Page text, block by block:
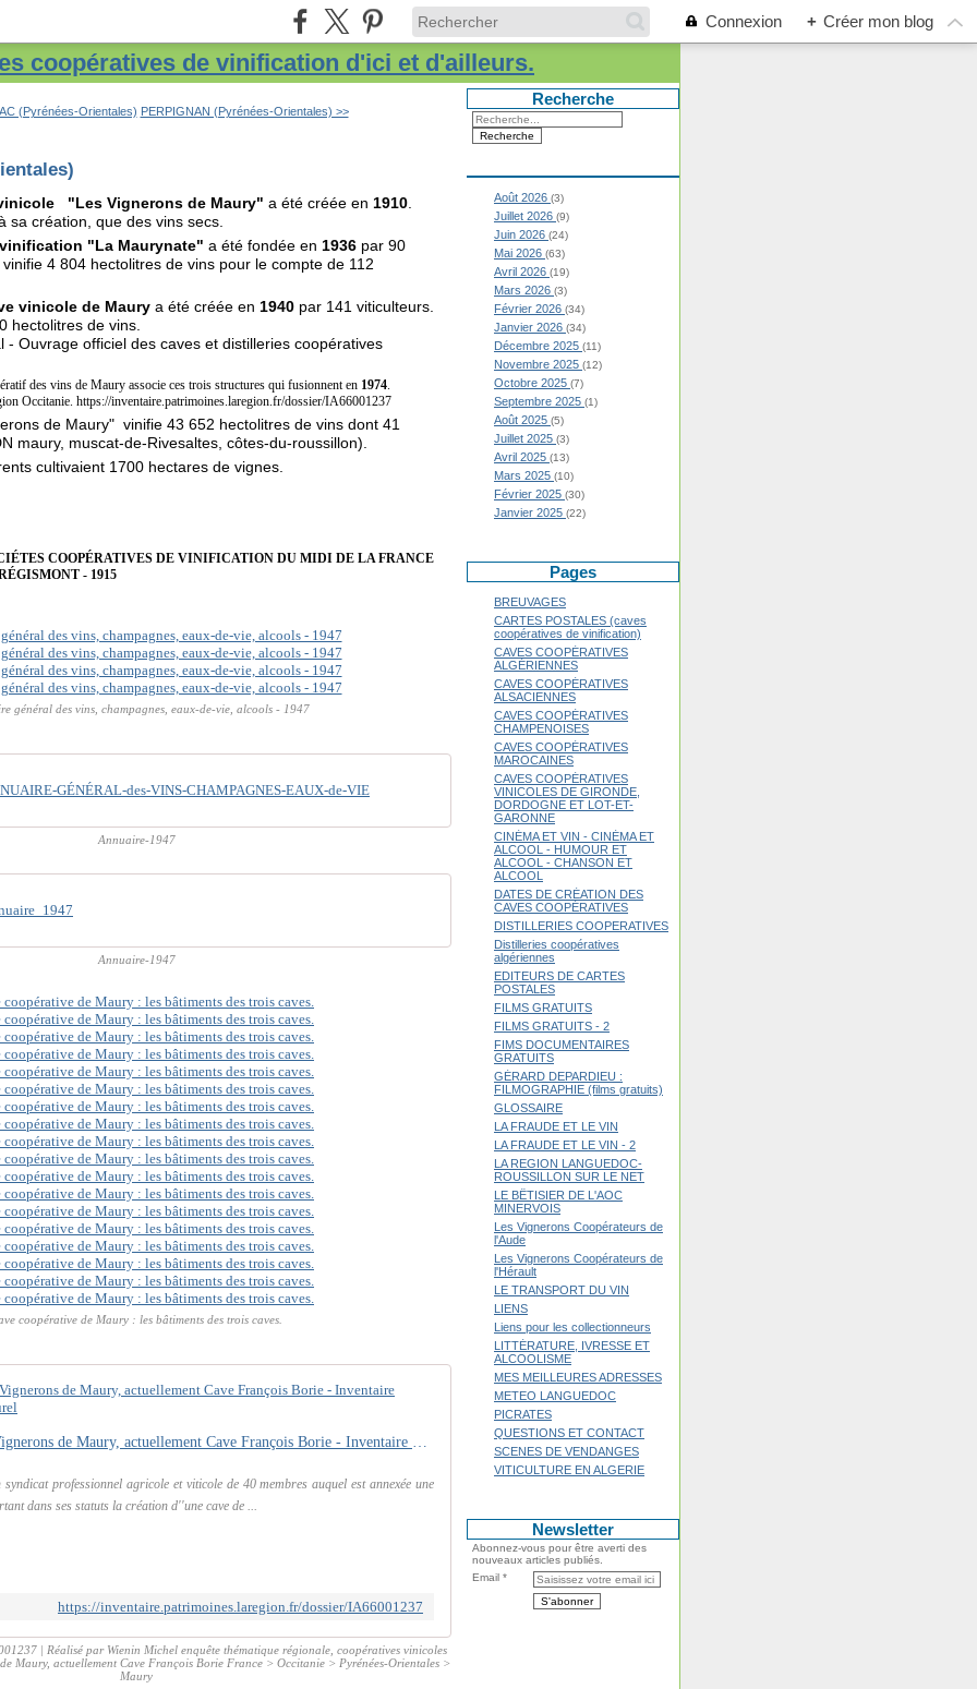
Connexion + Créer mon blog
coopératives de vinification d'ici et d'ailleurs.
(Pyrénées-Orientales) PERPIGNAN (Pyrénées-Orientales) >>
"Les Vignerons de Maury" a été créée en 1910
sa création, que des vins secs.
"La Maurynate" a été fondée en 1936 par 90
4 804 hectolitres de vins pour le compte de 112
vinicole de Maury a été créée en 1940 par 141 viticulteurs.
hectolitres de vins.
- Ouvrage officiel des caves et distilleries coopératives
des vins de Maury associe ces trois structures qui fusionnent en 1974.
Occitanie. https://inventaire.patrimoines.laregion.fr/dossier/IA66001237
de Maury" vinifie 43 652 hectolitres de vins dont 41
maury, muscat-de-Rivesaltes, côtes-du-roussillon).
cultivaient 1700 hectares de vignes.
COOPÉRATIVES DE VINIFICATION DU MIDI DE LA FRANCE
- 1915
général des vins, champagnes, eaux-de-vie, alcools - 1947
GÉNÉRAL-des-VINS-CHAMPAGNES-EAUX-de-VIE
Annuaire-1947
Annuaire-1947
coopérative de Maury : les bâtiments des trois caves.
professionnel agricole et viticole de 40 membres auquel est annexée une
dans ses statuts la création d''une cave de ...
https://inventaire.patrimoines.laregion.fr/dossier/IA66001237
| Réalisé par Wienin Michel enquête thématique régionale, coopératives vinicoles
Maury, actuellement Cave François Borie France > Occitanie > Pyrénées-Orientales >
Maury
Recherche
Août 2026 (3)
Juillet 2026 (9)
Juin 2026 (24)
Mai 2026 (63)
Avril 2026 (19)
Mars 2026 (3)
Février 2026 (34)
Janvier 2026 (34)
Décembre 2025 (11)
Novembre 2025 (12)
Octobre 2025 (7)
Septembre 2025 (1)
Août 2025 (5)
Juillet 2025 (3)
Avril 2025 (13)
Mars 2025 (10)
Février 2025 (30)
Janvier 2025 (22)
Pages
BREUVAGES
CARTES POSTALES (caves
coopératives de vinification)
CAVES COOPÉRATIVES
ALGÉRIENNES
CAVES COOPÉRATIVES
ALSACIENNES
CAVES COOPÉRATIVES
CHAMPENOISES
CAVES COOPÉRATIVES
MAROCAINES
CAVES COOPÉRATIVES
VINICOLES DE GIRONDE,
DORDOGNE ET LOT-ET-
GARONNE
CINÉMA ET VIN - CINÉMA ET
ALCOOL - HUMOUR ET
ALCOOL - CHANSON ET
ALCOOL
DATES DE CRÉATION DES
CAVES COOPÉRATIVES
DISTILLERIES COOPERATIVES
Distilleries coopératives
algériennes
EDITEURS DE CARTES
POSTALES
FILMS GRATUITS
FILMS GRATUITS - 2
FIMS DOCUMENTAIRES
GRATUITS
GÉRARD DEPARDIEU :
FILMOGRAPHIE (films gratuits)
GLOSSAIRE
LA FRAUDE ET LE VIN
LA FRAUDE ET LE VIN - 2
LA REGION LANGUEDOC-
ROUSSILLON SUR LE NET
LE BÊTISIER DE L'AOC
MINERVOIS
Les Vignerons Coopérateurs de
l'Aude
Les Vignerons Coopérateurs de
l'Hérault
LE TRANSPORT DU VIN
LIENS
Liens pour les collectionneurs
LITTÉRATURE, IVRESSE ET
ALCOOLISME
MES MEILLEURES ADRESSES
METEO LANGUEDOC
PICRATES
QUESTIONS ET CONTACT
SCENES DE VENDANGES
VITICULTURE EN ALGERIE
Newsletter
Abonnez-vous pour être averti des
nouveaux articles publiés.
Email